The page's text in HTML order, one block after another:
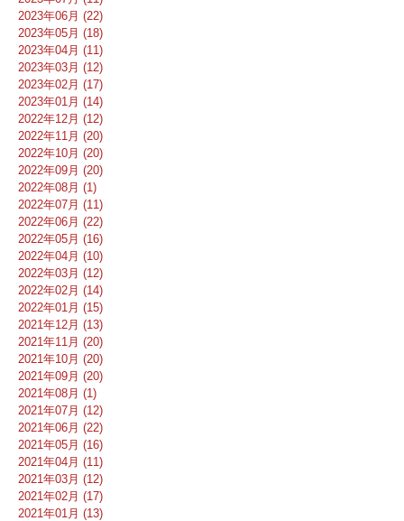
2023年06月 (22)
2023年05月 (18)
2023年04月 (11)
2023年03月 (12)
2023年02月 (17)
2023年01月 (14)
2022年12月 (12)
2022年11月 (20)
2022年10月 (20)
2022年09月 (20)
2022年08月 (1)
2022年07月 (11)
2022年06月 (22)
2022年05月 (16)
2022年04月 (10)
2022年03月 (12)
2022年02月 (14)
2022年01月 (15)
2021年12月 (13)
2021年11月 (20)
2021年10月 (20)
2021年09月 (20)
2021年08月 (1)
2021年07月 (12)
2021年06月 (22)
2021年05月 (16)
2021年04月 (11)
2021年03月 (12)
2021年02月 (17)
2021年01月 (13)